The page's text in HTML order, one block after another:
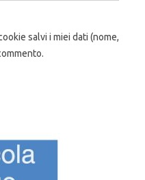
salvi i miei dati (nome,